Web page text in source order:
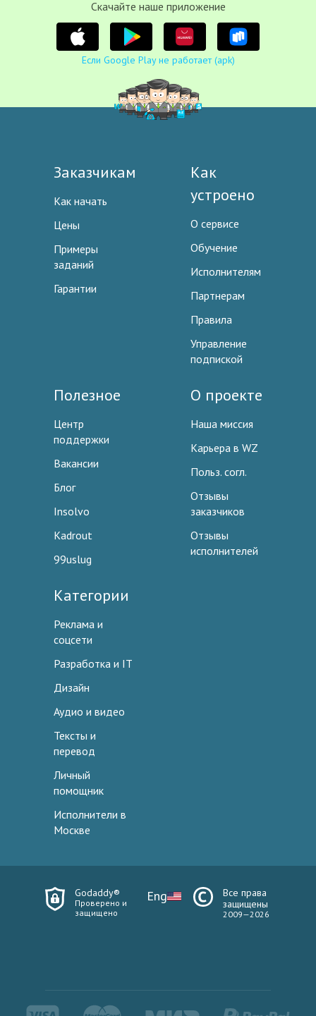
Cкачайте наше приложение
Если Google Play не работает (apk)
Заказчикам
Как начать
Цены
Примеры
заданий
Гарантии
Как
устроено
О сервисе
Обучение
Исполнителям
Партнерам
Правила
Управление
подпиской
Полезное
Центр
поддержки
Вакансии
Блог
Insolvo
Kadrout
99uslug
О проекте
Наша миссия
Карьера в WZ
Польз. согл.
Отзывы
заказчиков
Отзывы
исполнителей
Категории
Реклама и
соцсети
Разработка и IT
Дизайн
Аудио и видео
Тексты и
перевод
Личный
помощник
Исполнители в
Москве
Godaddy®
Проверено и
защищено
Eng
Все права
защищены
2009—2026